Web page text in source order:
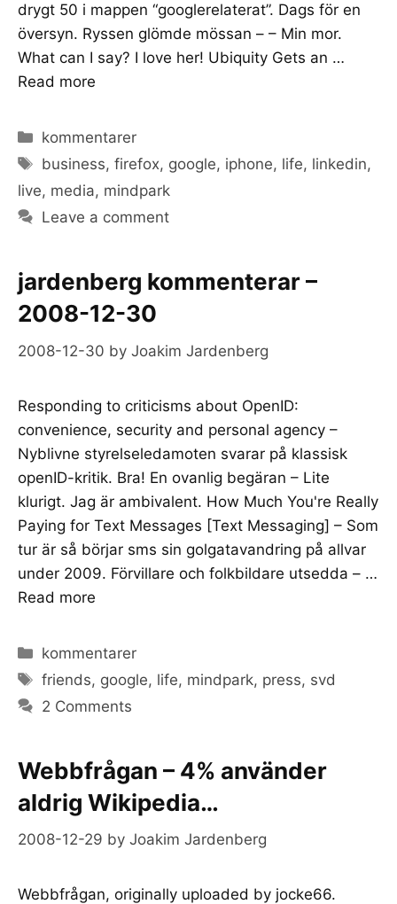
drygt 50 i mappen “googlerelaterat”. Dags för en
översyn. Ryssen glömde mössan – – Min mor.
What can I say? I love her! Ubiquity Gets an …
Read more
Categories
kommentarer
Tags
business,firefox, google, iphone, life, linkedin,
live, media, mindpark
Leave a comment
jardenberg kommenterar –
2008-12-30
2008-12-30 by Joakim Jardenberg
Responding to criticisms about OpenID:
convenience, security and personal agency –
Nyblivne styrelseledamoten svarar på klassisk
openID-kritik. Bra! En ovanlig begäran – Lite
klurigt. Jag är ambivalent. How Much You're Really
Paying for Text Messages [Text Messaging] – Som
tur är så börjar sms sin golgatavandring på allvar
under 2009. Förvillare och folkbildare utsedda – …
Read more
Categories
kommentarer
Tags
friends, google, life, mindpark, press, svd
2 Comments
Webbfrågan – 4% använder
aldrig Wikipedia…
2008-12-29 by Joakim Jardenberg
Webbfrågan, originally uploaded by jocke66.